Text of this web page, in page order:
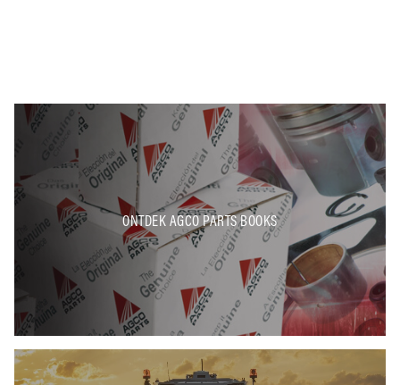
ONTDEK AGCO PARTS BOOKS